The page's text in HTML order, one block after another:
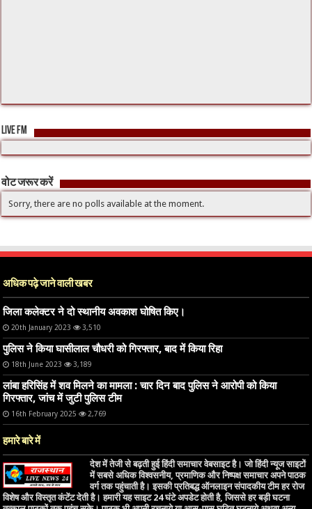
LIVE FM
वोट जरूर करें
Sorry, there are no polls available at the moment.
अधिक पढ़े जाने वाली खबर
जिला कलेक्टर ने दो स्थानीय अवकाश घोषित किए।
20th January 2023 3,510
पुलिस ने किया घासीलाल चौधरी को गिरफ्तार, बाद में किया रिहा
18th June 2023 3,189
लांबा हरिसिंह में शव मिलने का मामला : चार दिन बाद पुलिस ने आरोपी को किया
गिरफ्तार, जांच में जुटी पुलिस टीम
16th February 2025 2,769
हमारे बारे में
देश में तेजी से बढ़ती हुई हिंदी समाचार वेबसाइट है। जो हिंदी न्यूज साइटों
में सबसे अधिक विश्वसनीय, प्रमाणिक और निष्पक्ष समाचार अपने पाठक
वर्ग तक पहुंचाती है। इसकी प्रतिबद्ध ऑनलाइन संपादकीय टीम हर रोज
विशेष और विस्तृत कंटेंट देती है। हमारी यह साइट 24 घंटे अपडेट होती है, जिससे हर बड़ी घटना